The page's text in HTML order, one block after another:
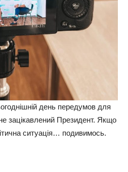
день передумов для
зацікавлений Президент. Якщо
ситуація… подивимось.